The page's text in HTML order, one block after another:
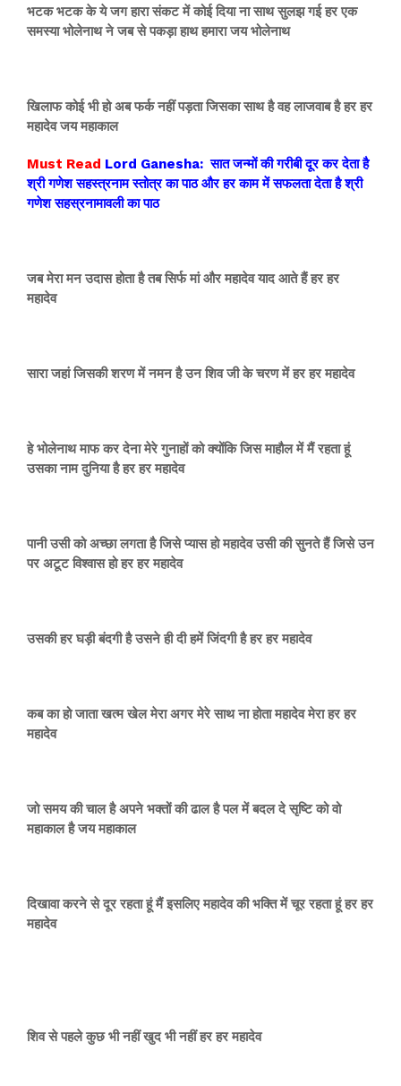
भटक भटक के ये जग हारा संकट में कोई दिया ना साथ सुलझ गई हर एक
समस्या भोलेनाथ ने जब से पकड़ा हाथ हमारा जय भोलेनाथ
खिलाफ कोई भी हो अब फर्क नहीं पड़ता जिसका साथ है वह लाजवाब है हर हर
महादेव जय महाकाल
Must Read Lord Ganesha: सात जन्मों की गरीबी दूर कर देता है
श्री गणेश सहस्त्रनाम स्तोत्र का पाठ और हर काम में सफलता देता है श्री
गणेश सहस्रनामावली का पाठ
जब मेरा मन उदास होता है तब सिर्फ मां और महादेव याद आते हैं हर हर
महादेव
सारा जहां जिसकी शरण में नमन है उन शिव जी के चरण में हर हर महादेव
हे भोलेनाथ माफ कर देना मेरे गुनाहों को क्योंकि जिस माहौल में मैं रहता हूं
उसका नाम दुनिया है हर हर महादेव
पानी उसी को अच्छा लगता है जिसे प्यास हो महादेव उसी की सुनते हैं जिसे उन
पर अटूट विश्वास हो हर हर महादेव
उसकी हर घड़ी बंदगी है उसने ही दी हमें जिंदगी है हर हर महादेव
कब का हो जाता खत्म खेल मेरा अगर मेरे साथ ना होता महादेव मेरा हर हर
महादेव
जो समय की चाल है अपने भक्तों की ढाल है पल में बदल दे सृष्टि को वो
महाकाल है जय महाकाल
दिखावा करने से दूर रहता हूं मैं इसलिए महादेव की भक्ति में चूर रहता हूं हर हर
महादेव
शिव से पहले कुछ भी नहीं खुद भी नहीं हर हर महादेव